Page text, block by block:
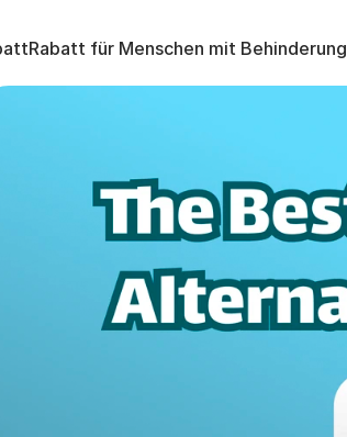
Rabatt für Menschen mit Behinderung